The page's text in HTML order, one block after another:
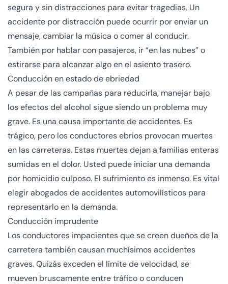
segura y sin distracciones para evitar tragedias. Un
accidente por distracción puede ocurrir por enviar un
mensaje, cambiar la música o comer al conducir.
También por hablar con pasajeros, ir “en las nubes” o
estirarse para alcanzar algo en el asiento trasero.
Conducción en estado de ebriedad
A pesar de las campañas para reducirla, manejar bajo
los efectos del alcohol sigue siendo un problema muy
grave. Es una causa importante de accidentes. Es
trágico, pero los conductores ebrios provocan muertes
en las carreteras. Estas muertes dejan a familias enteras
sumidas en el dolor. Usted puede iniciar una demanda
por homicidio culposo. El sufrimiento es inmenso. Es vital
elegir abogados de accidentes automovilísticos para
representarlo en la demanda.
Conducción imprudente
Los conductores impacientes que se creen dueños de la
carretera también causan muchísimos accidentes
graves. Quizás exceden el límite de velocidad, se
mueven bruscamente entre tráfico o conducen